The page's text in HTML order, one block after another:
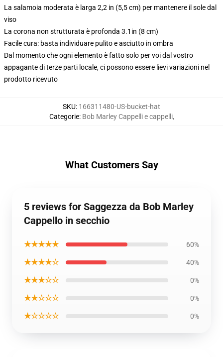
La salamoia moderata è larga 2,2 in (5,5 cm) per mantenere il sole dal
viso
La corona non strutturata è profonda 3.1in (8 cm)
Facile cura: basta individuare pulito e asciutto in ombra
Dal momento che ogni elemento è fatto solo per voi dal vostro
appagante di terze parti locale, ci possono essere lievi variazioni nel
prodotto ricevuto
SKU: 166311480-US-bucket-hat
Categorie: Bob Marley Cappelli e cappelli,
What Customers Say
5 reviews for Saggezza da Bob Marley
Cappello in secchio
★★★★★ 60%
★★★★☆ 40%
★★★☆☆ 0%
★★☆☆☆ 0%
★☆☆☆☆ 0%